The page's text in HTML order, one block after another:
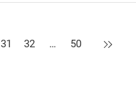
31 32 … 50 下一頁